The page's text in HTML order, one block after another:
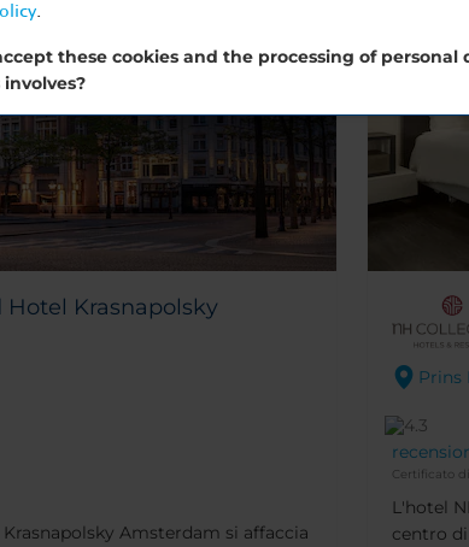
Hotel Krasnapolsky
Amsterdam si affaccia
Prins
Certificato
L'hotel
centro
.
these cookies and the processing of personal